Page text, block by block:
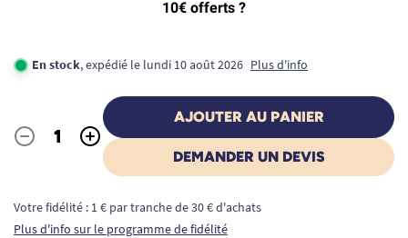
En stock, expédié le lundi 10 août 2026 Plus d'info
Quantité
- +
AJOUTER AU PANIER
DEMANDER UN DEVIS
Votre fidélité : 1 € par tranche de 30 € d'achats
Plus d'info sur le programme de fidélité